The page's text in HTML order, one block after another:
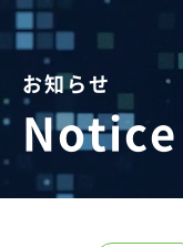
お知らせ
Notice